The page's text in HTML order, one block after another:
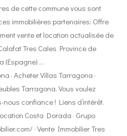
de cette commune vous sont
immobilières partenaires: Offre
vente et location actualisée de
Tres Cales Province de
(Espagne) …
· Acheter Villas Tarragona ·
Tarragona. Vous voulez
confiance ! Liens d’intérêt.
Costa Dorada · Grupo
· Vente Immobilier Tres